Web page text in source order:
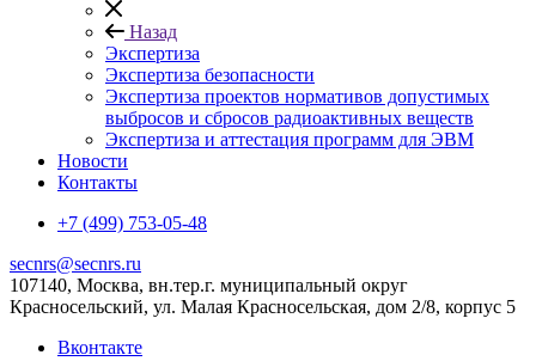
Назад
Экспертиза
Экспертиза безопасности
Экспертиза проектов нормативов допустимых
выбросов и сбросов радиоактивных веществ
Экспертиза и аттестация программ для ЭВМ
Новости
Контакты
+7 (499) 753-05-48
secnrs@secnrs.ru
107140, Москва, вн.тер.г. муниципальный округ
Красносельский, ул. Малая Красносельская, дом 2/8, корпус 5
Вконтакте